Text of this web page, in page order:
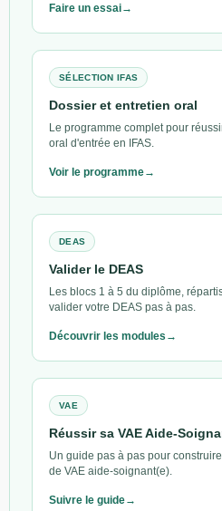
Faire un essai
SÉLECTION IFAS
Dossier et entretien oral
Le programme complet pour
oral d'entrée en IFAS.
Voir le programme
DEAS
Valider le DEAS
Les blocs 1 à 5 du diplôme,
valider votre DEAS pas à pas.
Découvrir les modules
VAE
Réussir sa VAE Aide-
Un guide pas à pas pour
de VAE aide-soignant(e).
Suivre le guide